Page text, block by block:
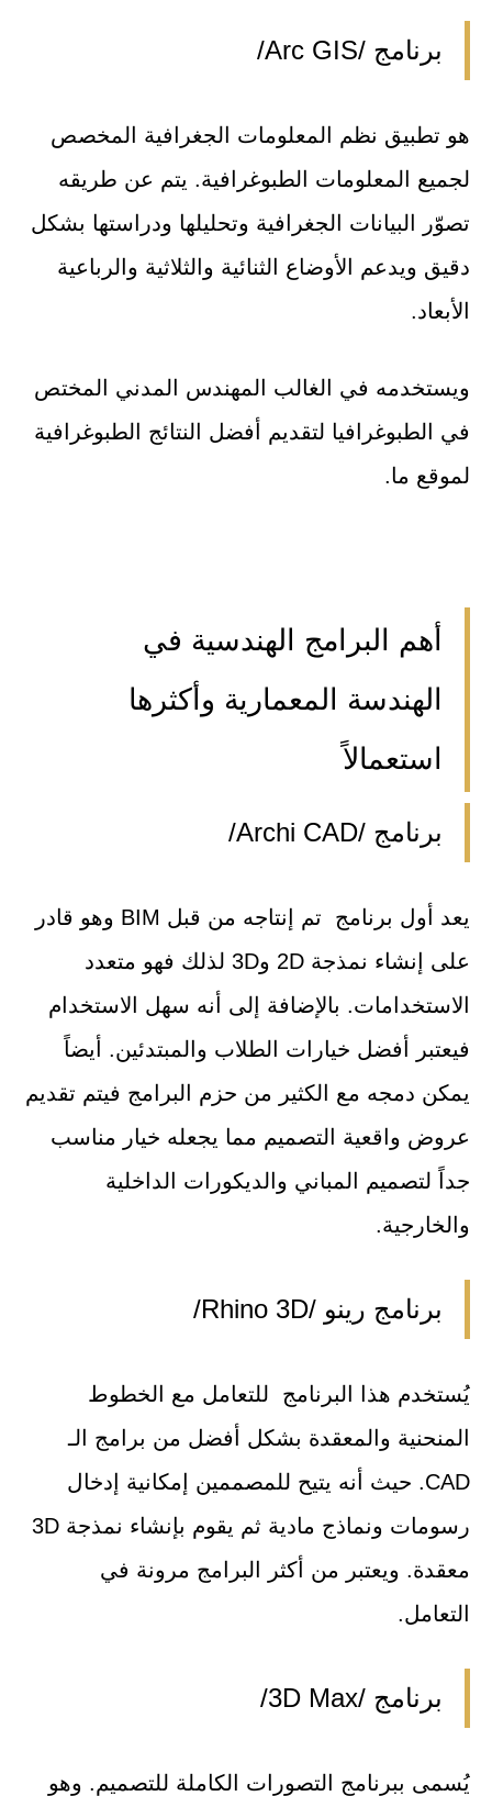
برنامج /Arc GIS/
هو تطبيق نظم المعلومات الجغرافية المخصص
لجميع المعلومات الطبوغرافية. يتم عن طريقه
تصوّر البيانات الجغرافية وتحليلها ودراستها بشكل
دقيق ويدعم الأوضاع الثنائية والثلاثية والرباعية
الأبعاد.
ويستخدمه في الغالب المهندس المدني المختص
في الطبوغرافيا لتقديم أفضل النتائج الطبوغرافية
لموقع ما.
أهم البرامج الهندسية في
الهندسة المعمارية وأكثرها
استعمالاً
برنامج /Archi CAD/
يعد أول برنامج تم إنتاجه من قبل BIM وهو قادر
على إنشاء نمذجة 2D و3D لذلك فهو متعدد
الاستخدامات. بالإضافة إلى أنه سهل الاستخدام
فيعتبر أفضل خيارات الطلاب والمبتدئين. أيضاً
يمكن دمجه مع الكثير من حزم البرامج فيتم تقديم
عروض واقعية التصميم مما يجعله خيار مناسب
جداً لتصميم المباني والديكورات الداخلية
والخارجية.
برنامج رينو /Rhino 3D/
يُستخدم هذا البرنامج للتعامل مع الخطوط
المنحنية والمعقدة بشكل أفضل من برامج الـ
CAD. حيث أنه يتيح للمصممين إمكانية إدخال
رسومات ونماذج مادية ثم يقوم بإنشاء نمذجة 3D
معقدة. ويعتبر من أكثر البرامج مرونة في
التعامل.
برنامج /3D Max/
يُسمى ببرنامج التصورات الكاملة للتصميم. وهو